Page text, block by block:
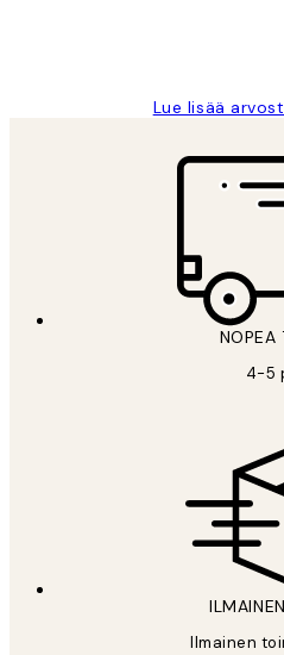
Lue lisää
NOPEA
4-5
Ilmainen